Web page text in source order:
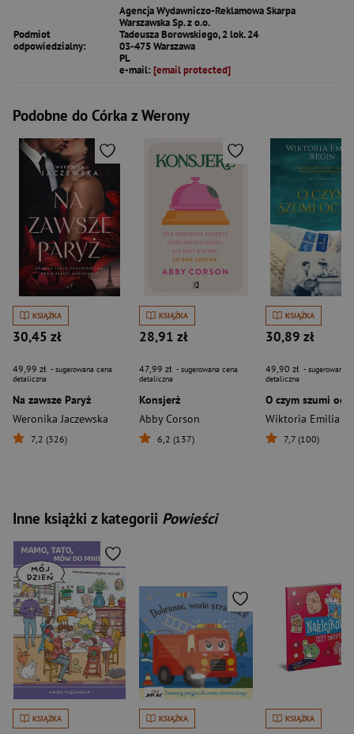
Podmiot
odpowiedzialny:
Agencja Wydawniczo-Reklamowa Skarpa
Warszawska Sp. z o.o.
Tadeusza Borowskiego, 2 lok. 24
03-475 Warszawa
PL
e-mail: [email protected]
Podobne do Córka z Werony
KSIĄŻKA
30,45 zł
49,99 zł - sugerowana cena
detaliczna
Na zawsze Paryż
Weronika Jaczewska
7,2 (326)
KSIĄŻKA
28,91 zł
47,99 zł - sugerowana cena
detaliczna
Konsjerż
Abby Corson
6,2 (137)
KSIĄŻKA
30,89 zł
49,90 zł - sugerowana
detaliczna
O czym szumi
Wiktoria Emilia
7,7 (100)
Inne książki z kategorii Powieści
KSIĄŻKA KSIĄŻKA KSIĄŻKA